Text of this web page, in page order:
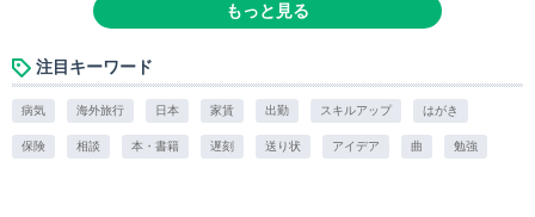
もっと見る
注目キーワード
病気 海外旅行 日本 家賃 出勤 スキルアップ はがき
保険 相談 本・書籍 遅刻 送り状 アイデア 曲 勉強